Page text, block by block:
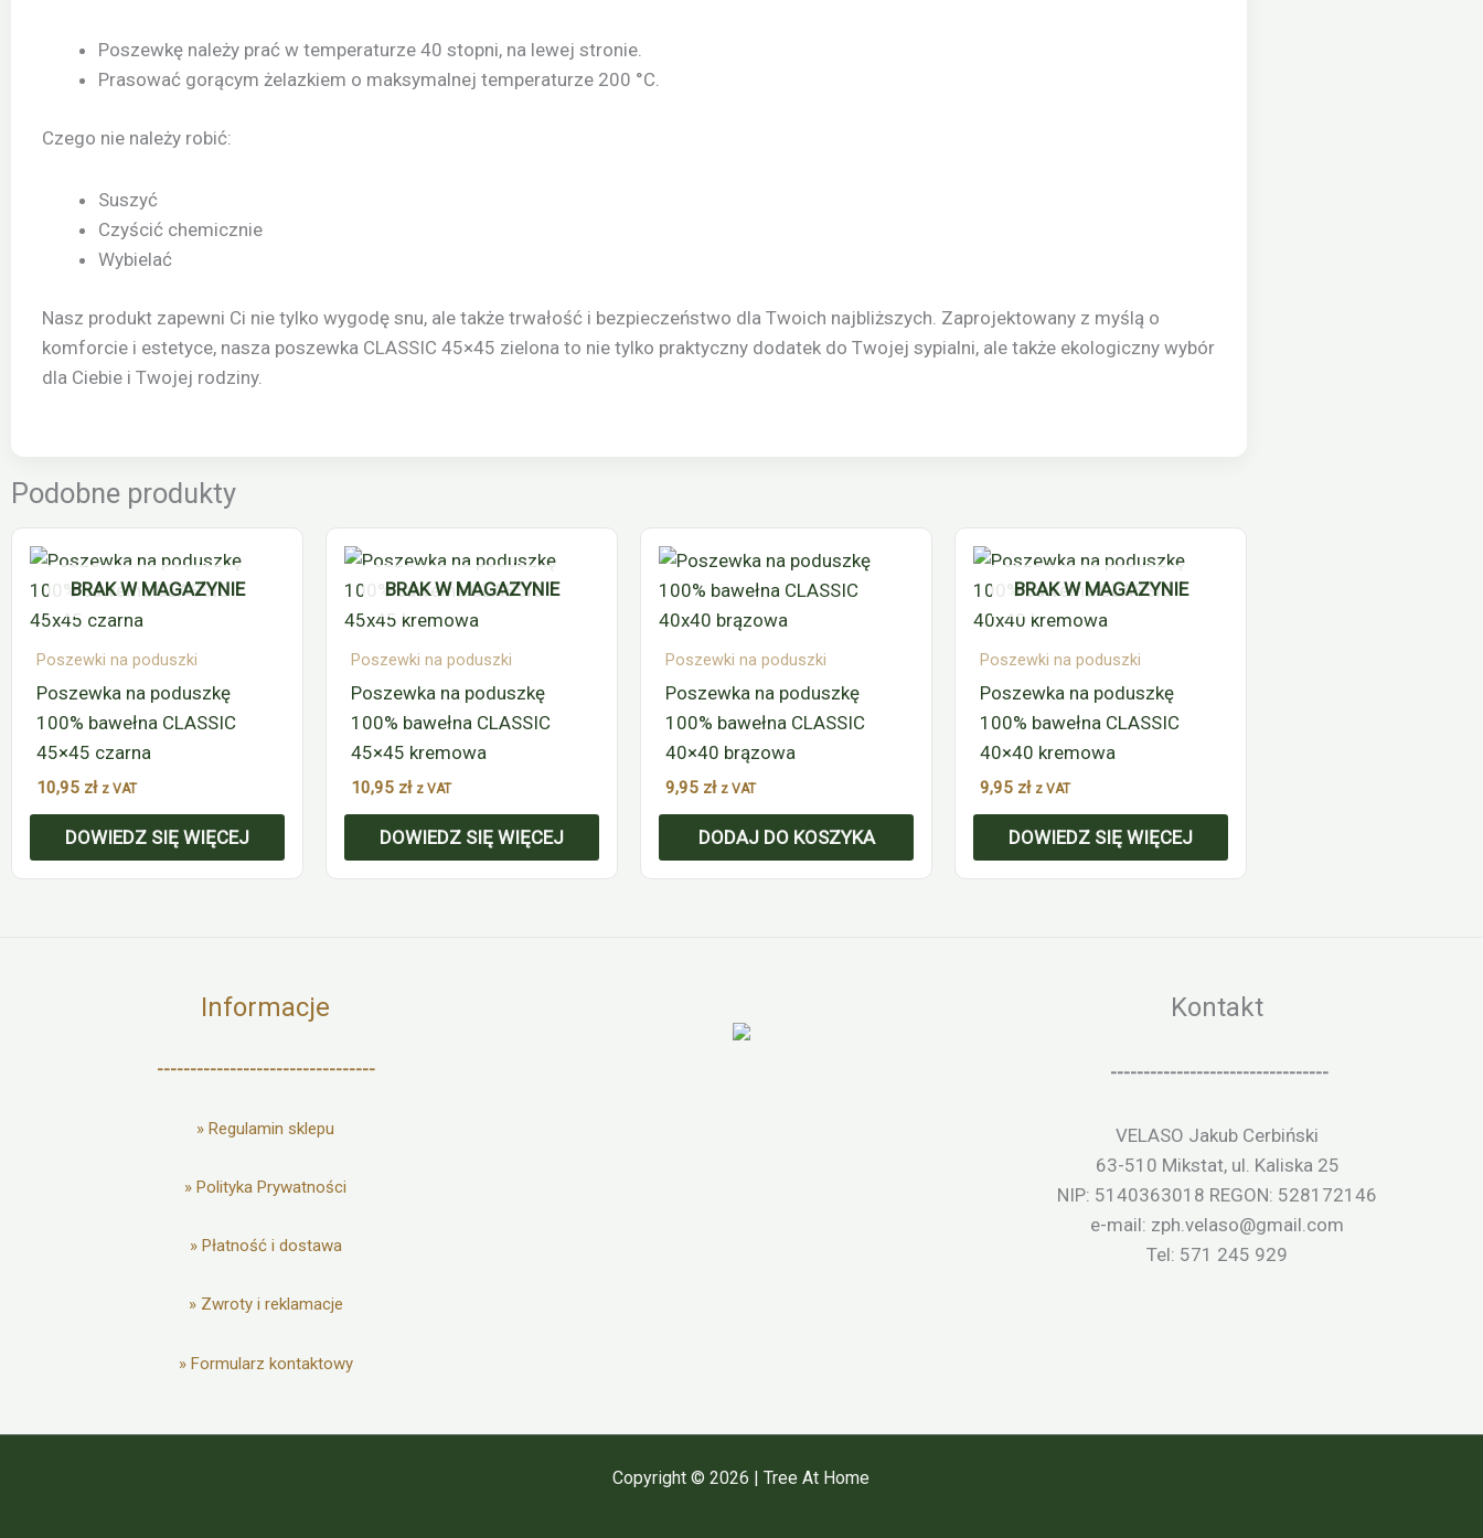
Poszewkę należy prać w temperaturze 40 stopni, na lewej stronie.
Prasować gorącym żelazkiem o maksymalnej temperaturze 200 °C.
Czego nie należy robić:
Suszyć
Czyścić chemicznie
Wybielać
Nasz produkt zapewni Ci nie tylko wygodę snu, ale także trwałość i bezpieczeństwo dla Twoich najbliższych. Zaprojektowany z myślą o
komforcie i estetyce, nasza poszewka CLASSIC 45×45 zielona to nie tylko praktyczny dodatek do Twojej sypialni, ale także ekologiczny wybór
dla Ciebie i Twojej rodziny.
Podobne produkty
BRAK W MAGAZYNIE
Poszewki na poduszki
Poszewka na poduszkę
100% bawełna CLASSIC
45×45 czarna
10,95 zł z VAT
DOWIEDZ SIĘ WIĘCEJ
BRAK W MAGAZYNIE
Poszewki na poduszki
Poszewka na poduszkę
100% bawełna CLASSIC
45×45 kremowa
10,95 zł z VAT
DOWIEDZ SIĘ WIĘCEJ
Poszewki na poduszki
Poszewka na poduszkę
100% bawełna CLASSIC
40×40 brązowa
9,95 zł z VAT
DODAJ DO KOSZYKA
BRAK W MAGAZYNIE
Poszewki na poduszki
Poszewka na poduszkę
100% bawełna CLASSIC
40×40 kremowa
9,95 zł z VAT
DOWIEDZ SIĘ WIĘCEJ
Informacje
---------------------------------
»Regulamin sklepu
»Polityka Prywatności
» Płatność i dostawa
» Zwroty i reklamacje
» Formularz kontaktowy
Kontakt
---------------------------------
VELASO Jakub Cerbiński
63-510 Mikstat, ul. Kaliska 25
NIP: 5140363018 REGON: 528172146
e-mail: zph.velaso@gmail.com
Tel: 571 245 929
Copyright © 2026 | Tree At Home